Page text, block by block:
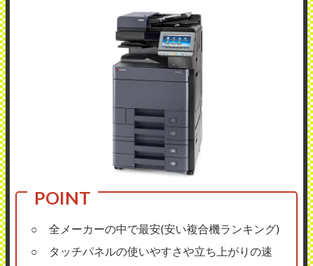
○ 全メーカーの中で最安(安い複合機ランキング)
○ タッチパネルの使いやすさや立ち上がりの速